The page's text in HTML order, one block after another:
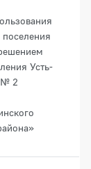
поселения
Усть-
№ 2